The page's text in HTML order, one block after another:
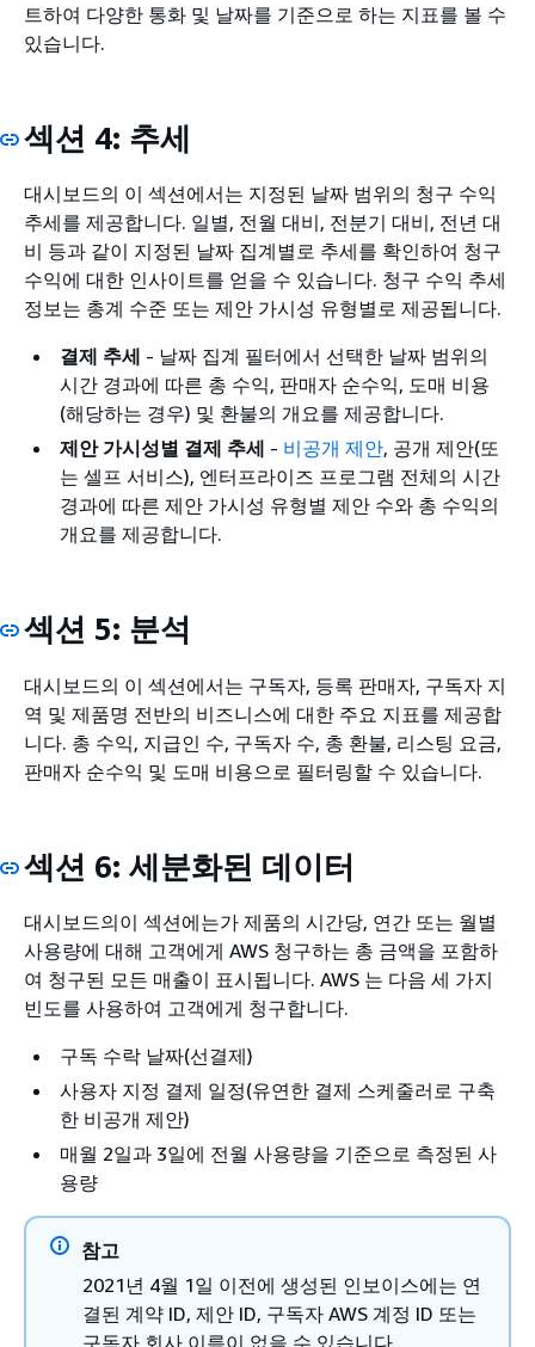
트하여 다양한 통화 및 날짜를 기준으로 하는 지표를 볼 수
있습니다.
섹션 4: 추세
대시보드의 이 섹션에서는 지정된 날짜 범위의 청구 수익
추세를 제공합니다. 일별, 전월 대비, 전분기 대비, 전년 대
비 등과 같이 지정된 날짜 집계별로 추세를 확인하여 청구
수익에 대한 인사이트를 얻을 수 있습니다. 청구 수익 추세
정보는 총계 수준 또는 제안 가시성 유형별로 제공됩니다.
결제 추세 - 날짜 집계 필터에서 선택한 날짜 범위의
시간 경과에 따른 총 수익, 판매자 순수익, 도매 비용
(해당하는 경우) 및 환불의 개요를 제공합니다.
제안 가시성별 결제 추세 - 비공개 제안, 공개 제안(또
는 셀프 서비스), 엔터프라이즈 프로그램 전체의 시간
경과에 따른 제안 가시성 유형별 제안 수와 총 수익의
개요를 제공합니다.
섹션 5: 분석
대시보드의 이 섹션에서는 구독자, 등록 판매자, 구독자 지
역 및 제품명 전반의 비즈니스에 대한 주요 지표를 제공합
니다. 총 수익, 지급인 수, 구독자 수, 총 환불, 리스팅 요금,
판매자 순수익 및 도매 비용으로 필터링할 수 있습니다.
섹션 6: 세분화된 데이터
대시보드의이 섹션에는가 제품의 시간당, 연간 또는 월별
사용량에 대해 고객에게 AWS 청구하는 총 금액을 포함하
여 청구된 모든 매출이 표시됩니다. AWS 는 다음 세 가지
빈도를 사용하여 고객에게 청구합니다.
구독 수락 날짜(선결제)
사용자 지정 결제 일정(유연한 결제 스케줄러로 구축
한 비공개 제안)
매월 2일과 3일에 전월 사용량을 기준으로 측정된 사
용량
참고
2021년 4월 1일 이전에 생성된 인보이스에는 연
결된 계약 ID, 제안 ID, 구독자 AWS 계정 ID 또는
구독자 회사 이름이 없을 수 있습니다.